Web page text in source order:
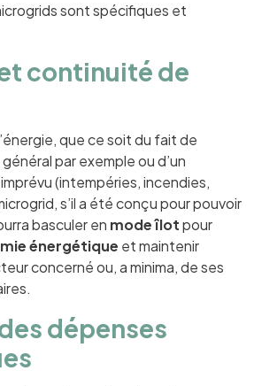
sont spécifiques et
continuité de
que ce soit du fait de
par exemple ou d’un
(intempéries, incendies,
s’il a été conçu pour pouvoir
basculer en mode îlotpour
énergétique et maintenir
concerné ou, a minima, de ses
dépenses